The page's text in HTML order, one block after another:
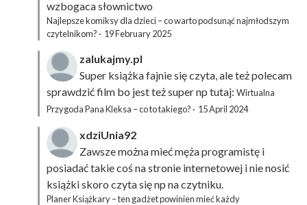
wzbogaca słownictwo
Najlepsze komiksy dla dzieci – co warto podsunąć najmłodszym
czytelnikom? · 19 February 2025
zalukajmy.pl
Super książka fajnie się czyta, ale też polecam
sprawdzić film bo jest też super np tutaj: Wirtualna
Przygoda Pana Kleksa – co to takiego? · 15 April 2024
xdziUnia92
Zawsze można mieć męża programistę i
posiadać takie coś na stronie internetowej i nie nosić
książki skoro czyta się np na czytniku.
Planer Książkary – ten gadżet powinien mieć każdy